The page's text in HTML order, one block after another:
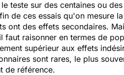
teste sur des centaines ou
de ces essais qu'on mesure
ont des effets secondaires.
raisonner en termes de
supérieur aux effets
sont rares, le plus
de référence.